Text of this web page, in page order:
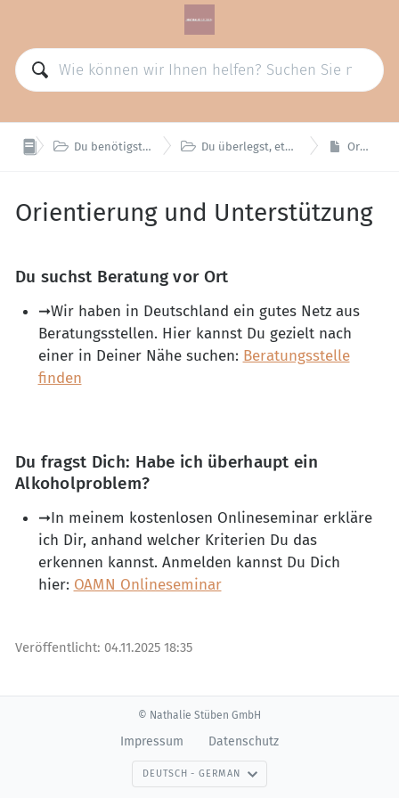
 Du benötigst weiterführende Hilfe, im Notfall, für Dich oder für Deine Angehörigen  Du überlegst, etwas an Deinem Trinkverhalten zu verändern - mit diesen Inhalten kannst Du starten Orientierung und Unterstützung
Orientierung und Unterstützung
Du suchst Beratung vor Ort
➞Wir haben in Deutschland ein gutes Netz aus
Beratungsstellen. Hier kannst Du gezielt nach
einer in Deiner Nähe suchen: Beratungsstelle
finden
Du fragst Dich: Habe ich überhaupt ein
Alkoholproblem?
➞In meinem kostenlosen Onlineseminar erkläre
ich Dir, anhand welcher Kriterien Du das
erkennen kannst. Anmelden kannst Du Dich
hier: OAMN Onlineseminar
Veröffentlicht: 04.11.2025 18:35
© Nathalie Stüben GmbH
Impressum Datenschutz
DEUTSCH - GERMAN